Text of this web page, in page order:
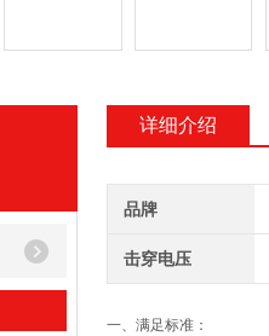
详细介绍
品牌
击穿电压
一、满足标准：